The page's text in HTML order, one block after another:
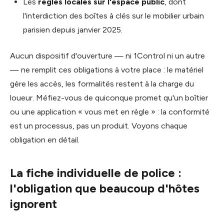
Les règles locales sur l'espace public, dont
l'interdiction des boîtes à clés sur le mobilier urbain
parisien depuis janvier 2025.
Aucun dispositif d'ouverture — ni 1Control ni un autre
— ne remplit ces obligations à votre place : le matériel
gère les accès, les formalités restent à la charge du
loueur. Méfiez-vous de quiconque promet qu'un boîtier
ou une application « vous met en règle » : la conformité
est un processus, pas un produit. Voyons chaque
obligation en détail.
La fiche individuelle de police :
l'obligation que beaucoup d'hôtes
ignorent